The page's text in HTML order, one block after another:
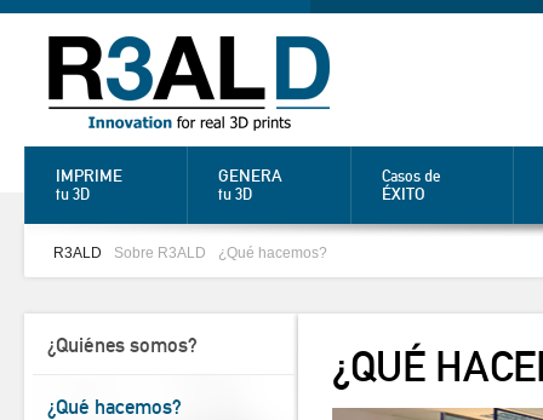
IMPRIME
tu 3D
GENERA
tu 3D
Casos de
ÉXITO
R3ALD Sobre R3ALD ¿Qué hacemos?
¿Quiénes somos?
¿Qué hacemos?
¿QUÉ